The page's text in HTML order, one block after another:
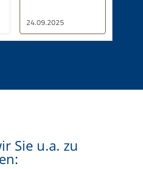
24.09.2025
Sie u.a. zu